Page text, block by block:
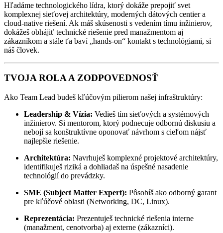
Hľadáme technologického lídra, ktorý dokáže prepojiť svet
komplexnej sieťovej architektúry, moderných dátových centier a
cloud-native riešení. Ak máš skúsenosti s vedením tímu inžinierov,
dokážeš obhájiť technické riešenie pred manažmentom aj
zákazníkom a stále ťa baví „hands-on“ kontakt s technológiami, si
náš človek.
TVOJA ROLA A ZODPOVEDNOSŤ
Ako Team Lead budeš kľúčovým pilierom našej infraštruktúry:
Leadership & Vízia: Vedieš tím sieťových a systémových
inžinierov. Si mentorom, ktorý podnecuje odbornú diskusiu a
nebojí sa konštruktívne oponovať návrhom s cieľom nájsť
najlepšie riešenie.
Architektúra: Navrhuješ komplexné projektové architektúry,
identifikuješ riziká a dohliadaš na úspešné nasadenie
technológií do prevádzky.
SME (Subject Matter Expert): Pôsobíš ako odborný garant
pre kľúčové oblasti (Networking, DC, Linux).
Reprezentácia: Prezentuješ technické riešenia interne
(manažment, cenotvorba) aj externe (zákazníci).